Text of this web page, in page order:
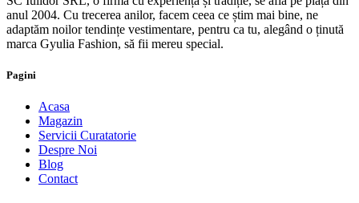
anul 2004. Cu trecerea anilor, facem ceea ce știm mai bine, ne
adaptăm noilor tendințe vestimentare, pentru ca tu, alegând o ținută
marca Gyulia Fashion, să fii mereu special.
Pagini
Acasa
Magazin
Servicii Curatatorie
Despre Noi
Blog
Contact